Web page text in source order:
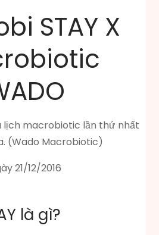
STAY X
lịch macrobiotic lần thứ nhất
(Wado Macrobiotic)
21/12/2016
là gì?